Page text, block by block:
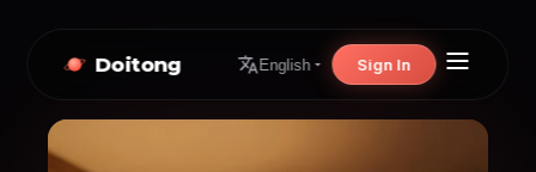
Doitong English Sign In